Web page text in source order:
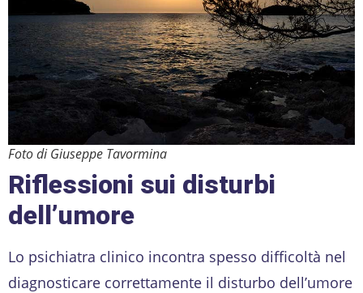
Foto di Giuseppe Tavormina
Riflessioni sui disturbi
dell’umore
Lo psichiatra clinico incontra spesso difficoltà nel
diagnosticare correttamente il disturbo dell’umore